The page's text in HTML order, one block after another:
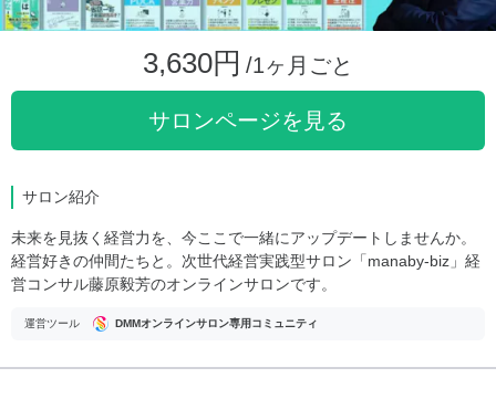
3,630円 /1ヶ月ごと
サロンページを見る
サロン紹介
未来を見抜く経営力を、今ここで一緒にアップデートしませんか。
経営好きの仲間たちと。次世代経営実践型サロン「manaby-biz」経
営コンサル藤原毅芳のオンラインサロンです。
運営ツール DMMオンラインサロン専用コミュニティ